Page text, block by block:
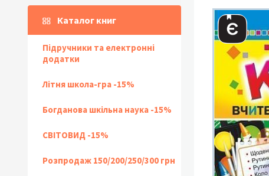
Каталог книг
Підручники та електронні
додатки
Літня школа-гра -15%
Богданова шкільна наука -15%
СВІТОВИД -15%
Розпродаж 150/200/250/300 грн